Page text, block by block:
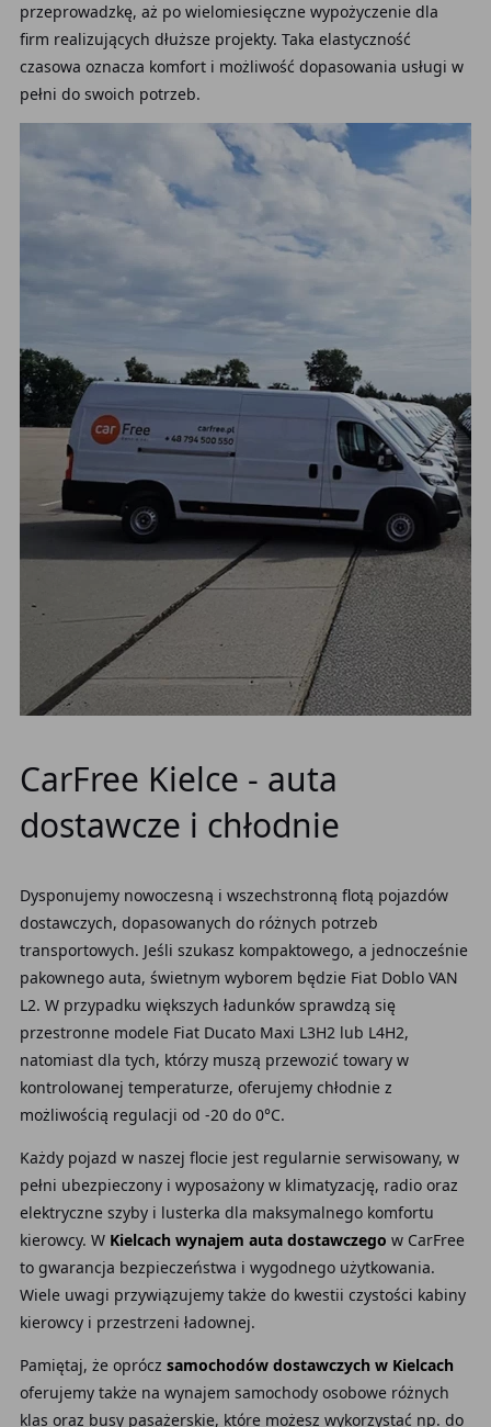
przeprowadzkę, aż po wielomiesięczne wypożyczenie dla
firm realizujących dłuższe projekty. Taka elastyczność
czasowa oznacza komfort i możliwość dopasowania usługi w
pełni do swoich potrzeb.
CarFree Kielce - auta
dostawcze i chłodnie
Dysponujemy nowoczesną i wszechstronną flotą pojazdów
dostawczych, dopasowanych do różnych potrzeb
transportowych. Jeśli szukasz kompaktowego, a jednocześnie
pakownego auta, świetnym wyborem będzie Fiat Doblo VAN
L2. W przypadku większych ładunków sprawdzą się
przestronne modele Fiat Ducato Maxi L3H2 lub L4H2,
natomiast dla tych, którzy muszą przewozić towary w
kontrolowanej temperaturze, oferujemy chłodnie z
możliwością regulacji od -20 do 0°C.
Każdy pojazd w naszej flocie jest regularnie serwisowany, w
pełni ubezpieczony i wyposażony w klimatyzację, radio oraz
elektryczne szyby i lusterka dla maksymalnego komfortu
kierowcy. W Kielcach wynajem auta dostawczego w CarFree
to gwarancja bezpieczeństwa i wygodnego użytkowania.
Wiele uwagi przywiązujemy także do kwestii czystości kabiny
kierowcy i przestrzeni ładownej.
Pamiętaj, że oprócz samochodów dostawczych w Kielcach
oferujemy także na wynajem samochody osobowe różnych
klas oraz busy pasażerskie, które możesz wykorzystać np. do